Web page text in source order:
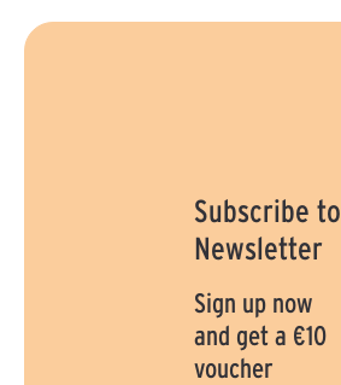
Subscribe to
Newsletter
Sign up now
and get a €10
voucher